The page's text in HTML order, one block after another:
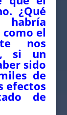
¿Qué
el
nos
si un
sido
de
efectos
de